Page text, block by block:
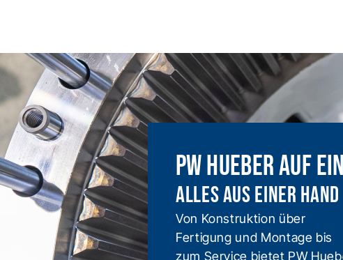
PW Hueber auf
Alles aus einer Hand
Von Konstruktion über
Fertigung und Montage bis
zum Service bietet PW